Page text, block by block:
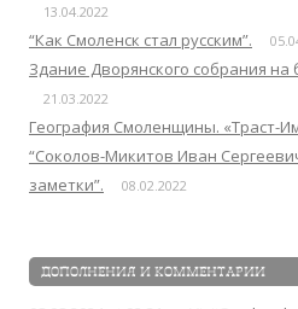
13.04.2022
“Как Смоленск стал русским”.
Здание Дворянского собрания
21.03.2022
География Смоленщины. «Траст-
“Соколов-Микитов Иван
заметки”.
08.02.2022
ДОПОЛНЕНИЯ И КОММЕНТАРИИ